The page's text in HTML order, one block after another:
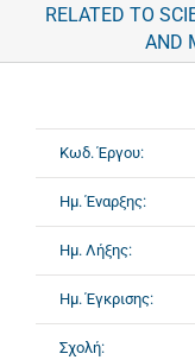
RELATED TO
AND
Κωδ. Έργου:
Ημ. Έναρξης:
Ημ. Λήξης:
Ημ. Έγκρισης:
Σχολή: